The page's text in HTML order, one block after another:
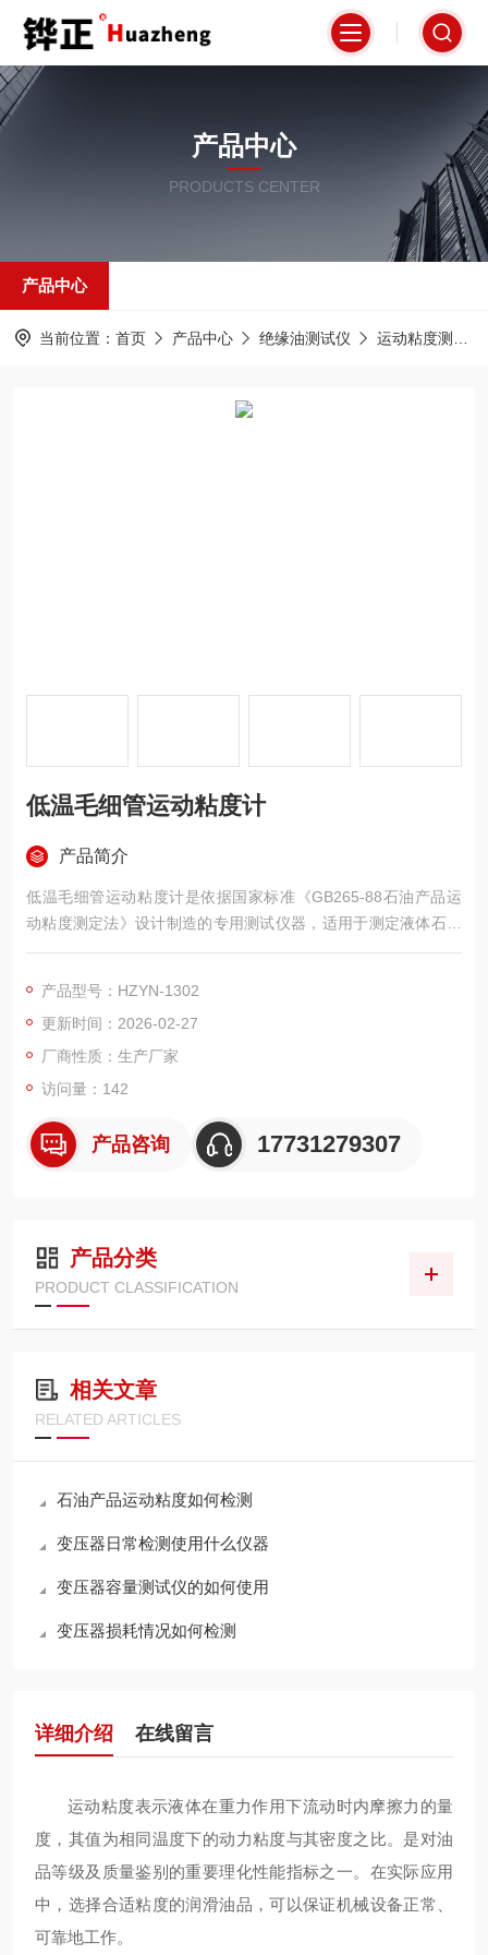
产品中心
PRODUCTS CENTER
产品中心
当前位置： 首页 产品中心 绝缘油测试仪 运动粘度测试仪
低温毛细管运动粘度计
产品简介
低温毛细管运动粘度计是依据国家标准《GB265-88石油产品运
动粘度测定法》设计制造的专用测试仪器，适用于测定液体石油
产品的运动粘度。本仪器具有计时试样运动时间，自动计算运动
产品型号：HZYN-1302
更新时间：2026-02-27
厂商性质：生产厂家
访问量：142
产品咨询 17731279307
产品分类
PRODUCT CLASSIFICATION
相关文章
RELATED ARTICLES
石油产品运动粘度如何检测
变压器日常检测使用什么仪器
变压器容量测试仪的如何使用
变压器损耗情况如何检测
详细介绍 在线留言
运动粘度表示液体在重力作用下流动时内摩擦力的量
度，其值为相同温度下的动力粘度与其密度之比。是对油
品等级及质量鉴别的重要理化性能指标之一。在实际应用
中，选择合适粘度的润滑油品，可以保证机械设备正常、
可靠地工作。